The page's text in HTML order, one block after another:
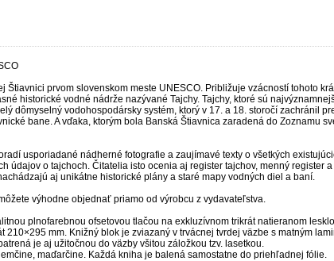
Štiavnici prvom slovenskom meste UNESCO. Približuje vzácností tohoto
historické vodné nádrže nazývané Tajchy. Tajchy, ktoré sú
dômyselný vodohospodársky systém, ktorý v 17. a 18. storočí zachránil
bane. A vďaka, ktorým bola Banská Štiavnica zaradená do Zoznamu
usporiadané nádherné fotografie a zaujímavé texty o všetkých
údajov o tajchoch. Čitatelia isto ocenia aj register tajchov, menný register
aj unikátne historické plány a staré mapy vodných diel a baní.
výhodne objednať priamo od výrobcu z vydavateľstva.
plnofarebnou ofsetovou tlačou na exkluzívnom trikrát natieranom
210×295 mm. Knižný blok je zviazaný v trvácnej tvrdej väzbe s matným
je aj užitočnou do väzby všitou záložkou tzv. lasetkou.
maďarčine. Každá kniha je balená samostatne do priehľadnej fólie.